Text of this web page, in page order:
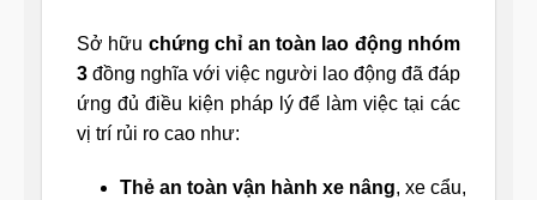
Sở hữu chứng chỉ an toàn lao động nhóm
3 đồng nghĩa với việc người lao động đã đáp
ứng đủ điều kiện pháp lý để làm việc tại các
vị trí rủi ro cao như:
Thẻ an toàn vận hành xe nâng, xe cẩu,